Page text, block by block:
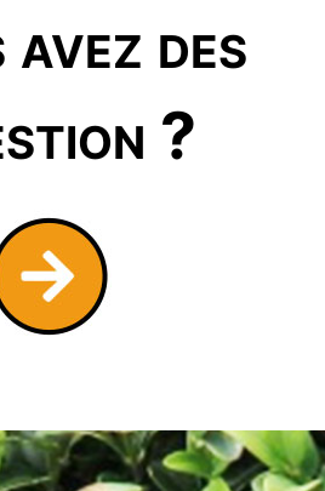
des
?